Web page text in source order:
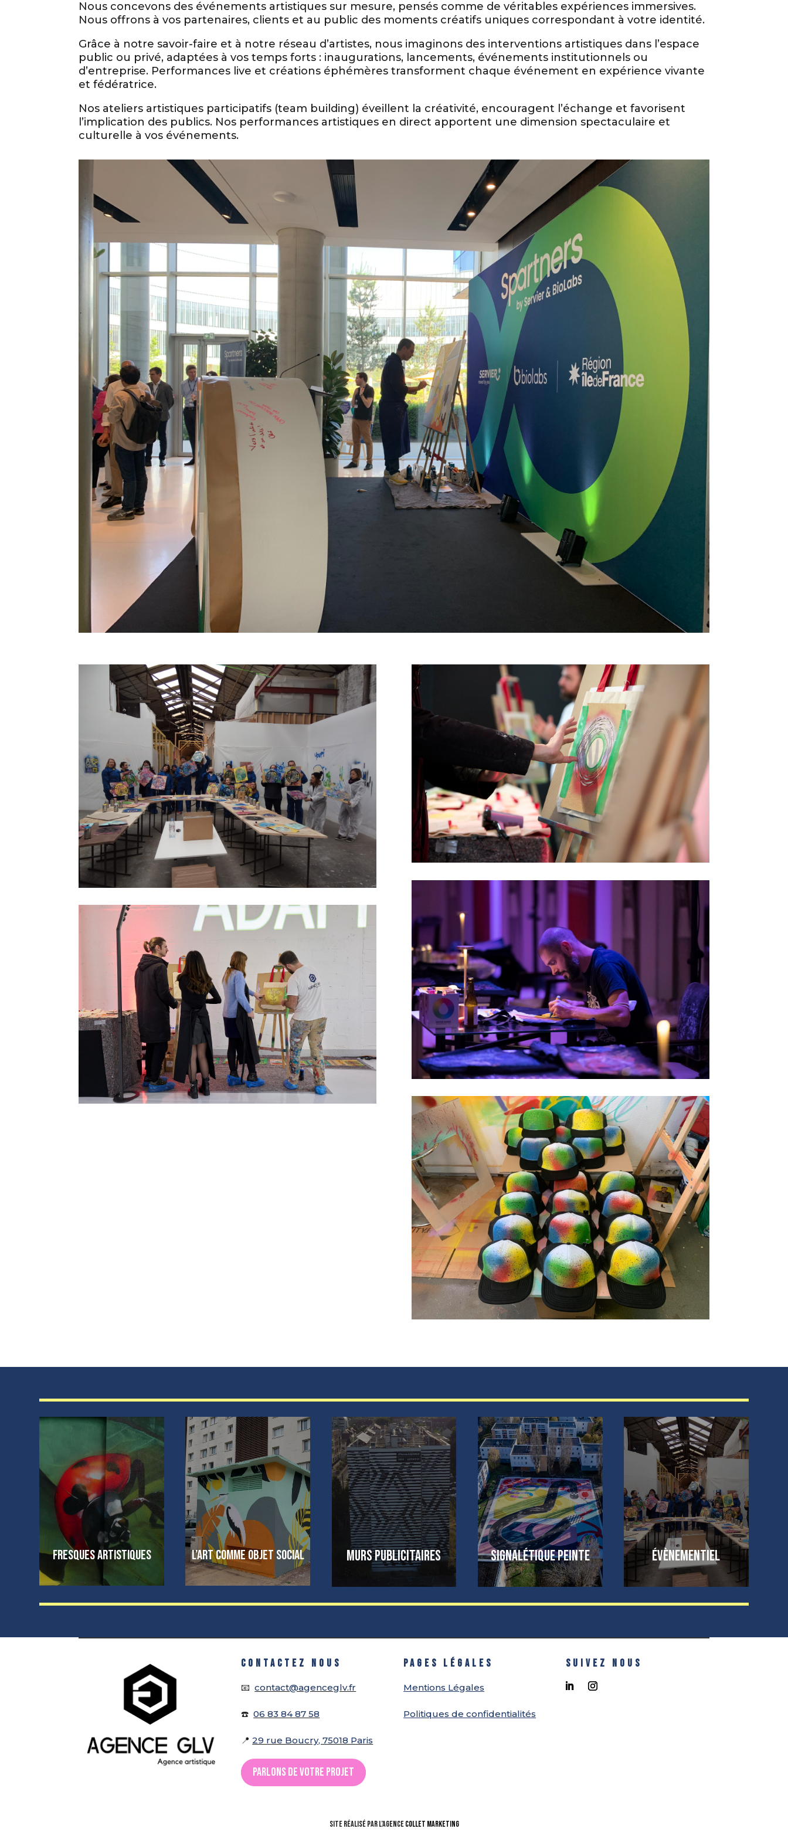
Nous concevons des événements artistiques sur mesure, pensés comme de véritables expériences immersives.
Nous offrons à vos partenaires, clients et au public des moments créatifs uniques correspondant à votre identité.
Grâce à notre savoir-faire et à notre réseau d’artistes, nous imaginons des interventions artistiques dans l’espace
public ou privé, adaptées à vos temps forts : inaugurations, lancements, événements institutionnels ou
d’entreprise. Performances live et créations éphémères transforment chaque événement en expérience vivante
et fédératrice.
Nos ateliers artistiques participatifs (team building) éveillent la créativité, encouragent l’échange et favorisent
l’implication des publics. Nos performances artistiques en direct apportent une dimension spectaculaire et
culturelle à vos événements.
Fresques artistiques L’art comme objet social Murs publicitaires Signalétique peinte évènementiel
CONTACTEZ NOUS
📧contact@agenceglv.fr
☎️06 83 84 87 58
📍29 rue Boucry, 75018 Paris
Parlons de votre projet
PAGES LÉGALES
Mentions Légales
Politiques de confidentialités
SUIVEZ NOUS
Site réalisé par l’AgenceCollet Marketing